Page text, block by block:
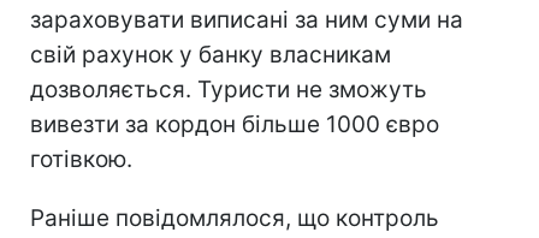
зараховувати виписані за ним суми на
свій рахунок у банку власникам
дозволяється. Туристи не зможуть
вивезти за кордон більше 1000 євро
готівкою.
Раніше повідомлялося, що контроль